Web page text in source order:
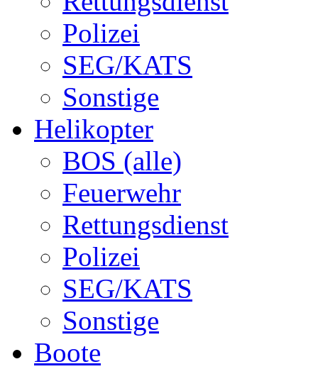
Polizei
SEG/KATS
Sonstige
Helikopter
BOS (alle)
Feuerwehr
Rettungsdienst
Polizei
SEG/KATS
Sonstige
Boote